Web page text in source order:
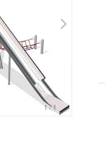
1/1